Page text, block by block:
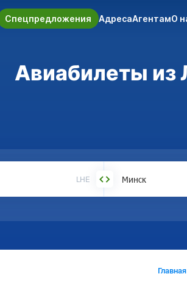
Спецпредложения АдресаАгентамО
Авиабилеты из
LHE
Главная